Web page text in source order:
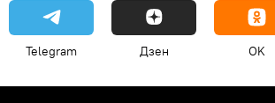
Telegram Дзен OK